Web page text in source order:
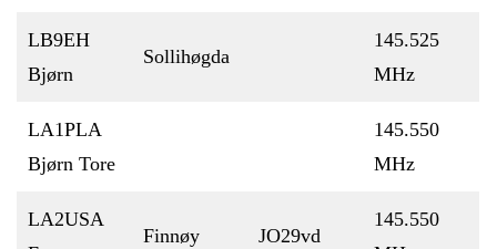
LB9EH
Bjørn
Sollihøgda
145.525
MHz
LA1PLA
Bjørn Tore
145.550
MHz
LA2USA
Finnøy JO29vd
145.550